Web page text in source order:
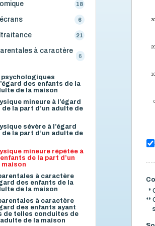
18
6
21
à caractère
6
des enfants de la
de la maison
mineure à l’égard
la part d’un adulte de
sévère à l’égard
la part d’un adulte de
mineure répétée à
enfants de la part d’un
maison
à caractère
des enfants de la
de la maison
à caractère
des enfants ayant
de telles conduites de
adulte de la maison
*
**